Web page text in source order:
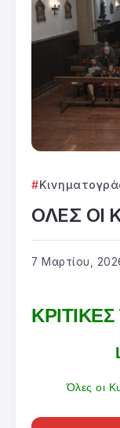
ΟΛΕΣ ΟΙ
7 Μαρτίου,
Όλες οι